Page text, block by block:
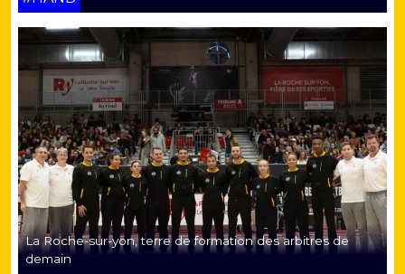
La Roche-sur-yon, terre de formation des arbitres de
demain